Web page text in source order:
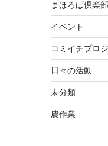
まほろば倶楽部
イベント
コミイチプロ
日々の活動
未分類
農作業